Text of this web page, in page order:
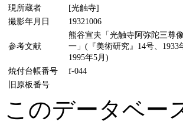
現所蔵者
[光触寺]
撮影年月日
19321006
参考文献
熊谷宣夫「光触寺阿弥陀三尊
一」(『美術研究』14号、
1995年5月)
焼付台帳番号
f-044
旧原板番号
このデータベー